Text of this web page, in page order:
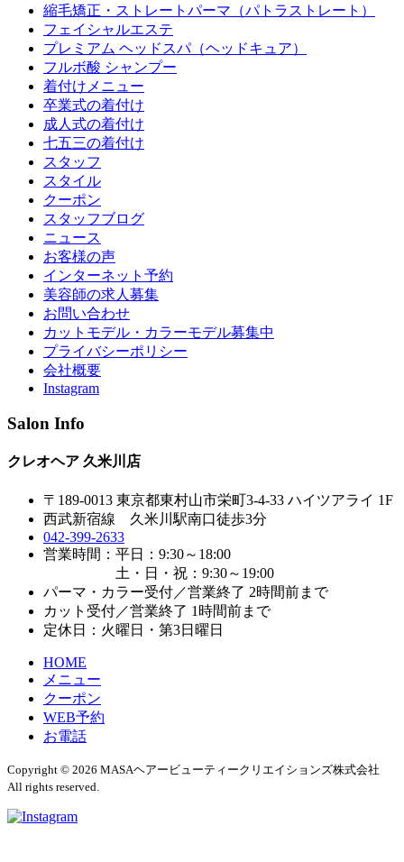
縮毛矯正・ストレートパーマ（パトラストレート）
フェイシャルエステ
プレミアム ヘッドスパ（ヘッドキュア）
フルボ酸 シャンプー
着付けメニュー
卒業式の着付け
成人式の着付け
七五三の着付け
スタッフ
スタイル
クーポン
スタッフブログ
ニュース
お客様の声
インターネット予約
美容師の求人募集
お問い合わせ
カットモデル・カラーモデル募集中
プライバシーポリシー
会社概要
Instagram
Salon Info
クレオヘア 久米川店
〒189-0013 東京都東村山市栄町3-4-33 ハイツアライ 1F
西武新宿線 久米川駅南口徒歩3分
042-399-2633
営業時間：平日：9:30～18:00
土・日・祝：9:30～19:00
パーマ・カラー受付／営業終了 2時間前まで
カット受付／営業終了 1時間前まで
定休日：火曜日・第3日曜日
HOME
メニュー
クーポン
WEB予約
お電話
Copyright © 2026 MASAヘアービューティークリエイションズ株式会社
All rights reserved.